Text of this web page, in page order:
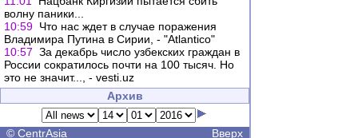
волну паники...
10:59 Что нас ждет в случае поражения
Владимира Путина в Сирии, - "Atlantico"
10:57 За декабрь число узбекских граждан в
России сократилось почти на 100 тысяч. Но
это не значит..., - vesti.uz
Архив
© CentrAsia Вверх